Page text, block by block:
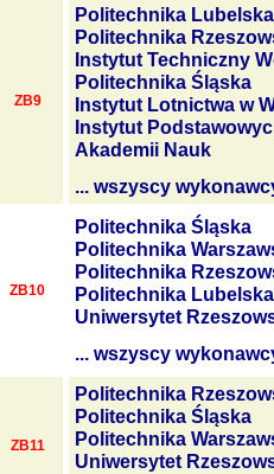
ZB9
Politechnika Lubelska
Politechnika
Instytut Techniczny
Politechnika Śląska
Instytut Lotnictwa w
Instytut
Akademii Nauk
... wszyscy
ZB10
Politechnika Śląska
Politechnika
Politechnika
Politechnika Lubelska
Uniwersytet
... wszyscy
ZB11
Politechnika
Politechnika Śląska
Politechnika
Uniwersytet